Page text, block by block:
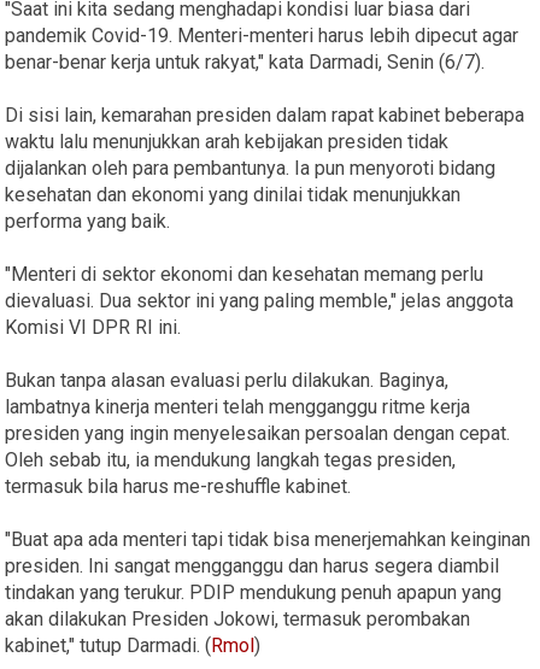
"Saat ini kita sedang menghadapi kondisi luar biasa dari
pandemik Covid-19. Menteri-menteri harus lebih dipecut agar
benar-benar kerja untuk rakyat," kata Darmadi, Senin (6/7).
Di sisi lain, kemarahan presiden dalam rapat kabinet beberapa
waktu lalu menunjukkan arah kebijakan presiden tidak
dijalankan oleh para pembantunya. Ia pun menyoroti bidang
kesehatan dan ekonomi yang dinilai tidak menunjukkan
performa yang baik.
"Menteri di sektor ekonomi dan kesehatan memang perlu
dievaluasi. Dua sektor ini yang paling memble," jelas anggota
Komisi VI DPR RI ini.
Bukan tanpa alasan evaluasi perlu dilakukan. Baginya,
lambatnya kinerja menteri telah mengganggu ritme kerja
presiden yang ingin menyelesaikan persoalan dengan cepat.
Oleh sebab itu, ia mendukung langkah tegas presiden,
termasuk bila harus me-reshuffle kabinet.
"Buat apa ada menteri tapi tidak bisa menerjemahkan keinginan
presiden. Ini sangat mengganggu dan harus segera diambil
tindakan yang terukur. PDIP mendukung penuh apapun yang
akan dilakukan Presiden Jokowi, termasuk perombakan
kabinet," tutup Darmadi. ( Rmol)